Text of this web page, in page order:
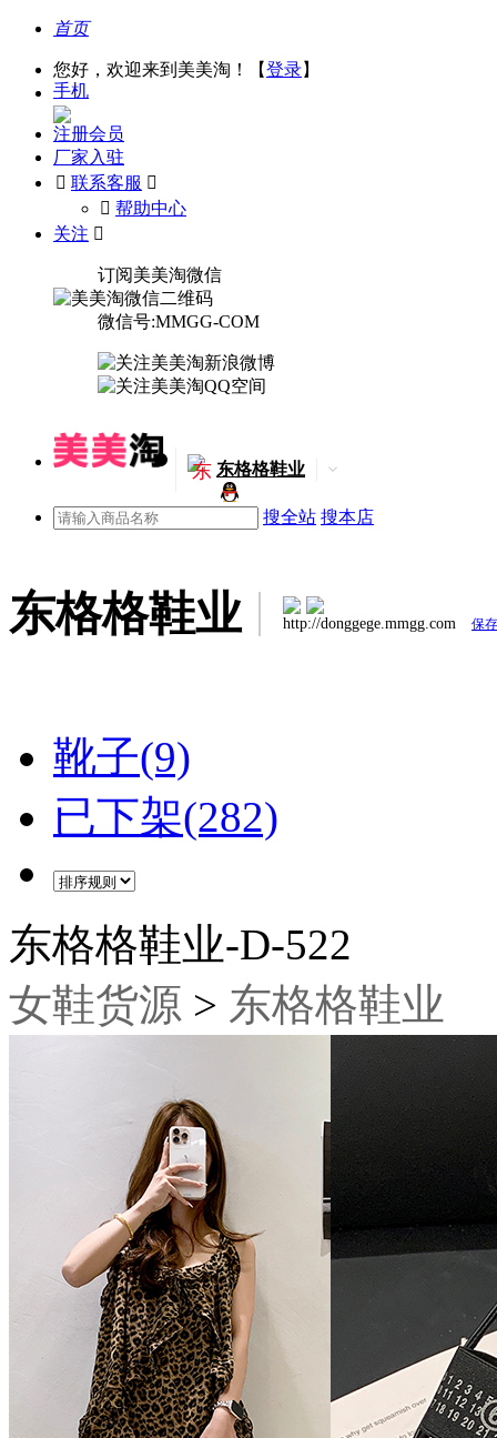
首页
您好，欢迎来到美美淘！【登录】
手机
注册会员
厂家入驻
 联系客服 
󰅃 帮助中心
关注 
订阅美美淘微信
微信号:MMGG-COM
东 东格格鞋业
搜全站 搜本店
东格格鞋业 http://donggege.mmgg.com 保
靴子(9)
已下架(282)
东格格鞋业-D-522
女鞋货源 > 东格格鞋业